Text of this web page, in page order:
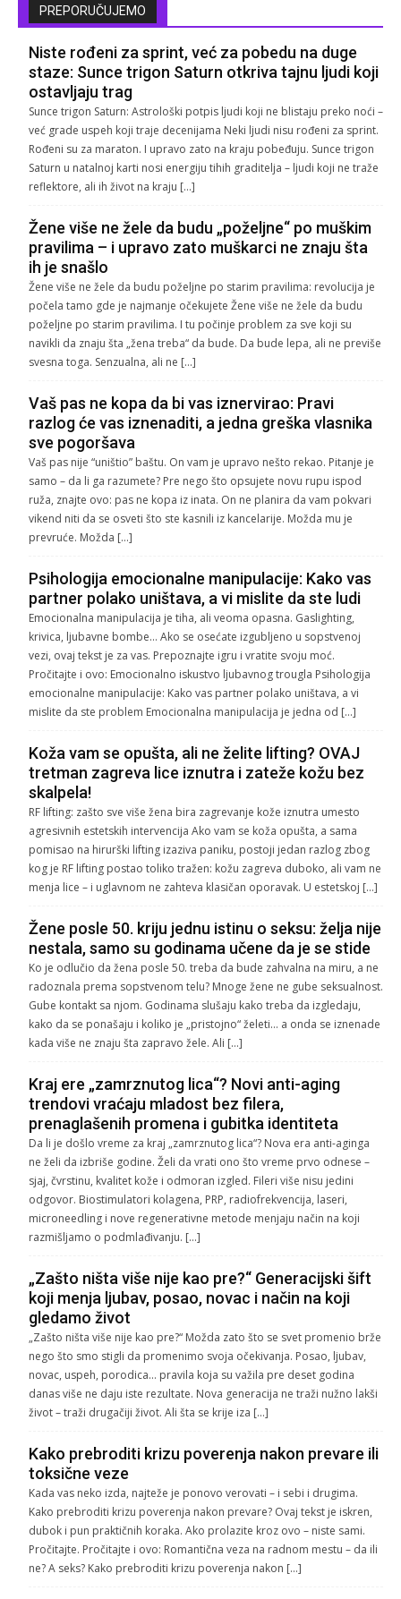
PREPORUČUJEMO
Niste rođeni za sprint, već za pobedu na duge
staze: Sunce trigon Saturn otkriva tajnu ljudi koji
ostavljaju trag
Sunce trigon Saturn: Astrološki potpis ljudi koji ne blistaju preko noći –
već grade uspeh koji traje decenijama Neki ljudi nisu rođeni za sprint.
Rođeni su za maraton. I upravo zato na kraju pobeđuju. Sunce trigon
Saturn u natalnoj karti nosi energiju tihih graditelja – ljudi koji ne traže
reflektore, ali ih život na kraju […]
Žene više ne žele da budu „poželjne“ po muškim
pravilima – i upravo zato muškarci ne znaju šta
ih je snašlo
Žene više ne žele da budu poželjne po starim pravilima: revolucija je
počela tamo gde je najmanje očekujete Žene više ne žele da budu
poželjne po starim pravilima. I tu počinje problem za sve koji su
navikli da znaju šta „žena treba“ da bude. Da bude lepa, ali ne previše
svesna toga. Senzualna, ali ne […]
Vaš pas ne kopa da bi vas iznervirao: Pravi
razlog će vas iznenaditi, a jedna greška vlasnika
sve pogoršava
Vaš pas nije “uništio” baštu. On vam je upravo nešto rekao. Pitanje je
samo – da li ga razumete? Pre nego što opsujete novu rupu ispod
ruža, znajte ovo: pas ne kopa iz inata. On ne planira da vam pokvari
vikend niti da se osveti što ste kasnili iz kancelarije. Možda mu je
prevruće. Možda […]
Psihologija emocionalne manipulacije: Kako vas
partner polako uništava, a vi mislite da ste ludi
Emocionalna manipulacija je tiha, ali veoma opasna. Gaslighting,
krivica, ljubavne bombe… Ako se osećate izgubljeno u sopstvenoj
vezi, ovaj tekst je za vas. Prepoznajte igru i vratite svoju moć.
Pročitajte i ovo: Emocionalno iskustvo ljubavnog trougla Psihologija
emocionalne manipulacije: Kako vas partner polako uništava, a vi
mislite da ste problem Emocionalna manipulacija je jedna od […]
Koža vam se opušta, ali ne želite lifting? OVAJ
tretman zagreva lice iznutra i zateže kožu bez
skalpela!
RF lifting: zašto sve više žena bira zagrevanje kože iznutra umesto
agresivnih estetskih intervencija Ako vam se koža opušta, a sama
pomisao na hirurški lifting izaziva paniku, postoji jedan razlog zbog
kog je RF lifting postao toliko tražen: kožu zagreva duboko, ali vam ne
menja lice – i uglavnom ne zahteva klasičan oporavak. U estetskoj […]
Žene posle 50. kriju jednu istinu o seksu: želja nije
nestala, samo su godinama učene da je se stide
Ko je odlučio da žena posle 50. treba da bude zahvalna na miru, a ne
radoznala prema sopstvenom telu? Mnoge žene ne gube seksualnost.
Gube kontakt sa njom. Godinama slušaju kako treba da izgledaju,
kako da se ponašaju i koliko je „pristojno“ želeti… a onda se iznenade
kada više ne znaju šta zapravo žele. Ali […]
Kraj ere „zamrznutog lica“? Novi anti-aging
trendovi vraćaju mladost bez filera,
prenaglašenih promena i gubitka identiteta
Da li je došlo vreme za kraj „zamrznutog lica“? Nova era anti-aginga
ne želi da izbriše godine. Želi da vrati ono što vreme prvo odnese –
sjaj, čvrstinu, kvalitet kože i odmoran izgled. Fileri više nisu jedini
odgovor. Biostimulatori kolagena, PRP, radiofrekvencija, laseri,
microneedling i nove regenerativne metode menjaju način na koji
razmišljamo o podmlađivanju. […]
„Zašto ništa više nije kao pre?“ Generacijski šift
koji menja ljubav, posao, novac i način na koji
gledamo život
„Zašto ništa više nije kao pre?“ Možda zato što se svet promenio brže
nego što smo stigli da promenimo svoja očekivanja. Posao, ljubav,
novac, uspeh, porodica… pravila koja su važila pre deset godina
danas više ne daju iste rezultate. Nova generacija ne traži nužno lakši
život – traži drugačiji život. Ali šta se krije iza […]
Kako prebroditi krizu poverenja nakon prevare ili
toksične veze
Kada vas neko izda, najteže je ponovo verovati – i sebi i drugima.
Kako prebroditi krizu poverenja nakon prevare? Ovaj tekst je iskren,
dubok i pun praktičnih koraka. Ako prolazite kroz ovo – niste sami.
Pročitajte. Pročitajte i ovo: Romantična veza na radnom mestu – da ili
ne? A seks? Kako prebroditi krizu poverenja nakon […]